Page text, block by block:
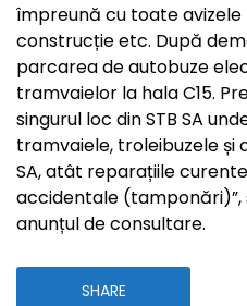
împreună cu toate
construcție etc. După
parcarea de autobuze
tramvaielor la hala C15.
singurul loc din STB SA
tramvaiele, troleibuzele și
SA, atât reparațiile
accidentale
anunțul de consultare.
SHARE